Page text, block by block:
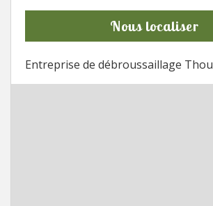
Nous localiser
Entreprise de débroussaillage Thou